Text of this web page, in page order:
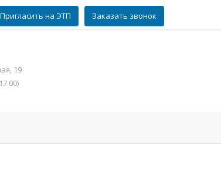
Заказать звонок
Пригласить на ЭТП
19